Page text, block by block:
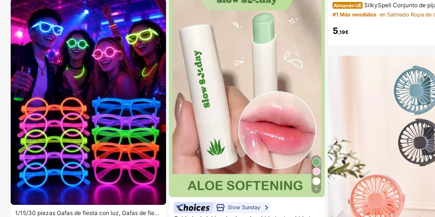
1/15/30 piezas Gafas de fiesta con luz, Gafas de fiest
4
Slow Sunday
Almacén UE SilkySpell Conjunto de
a de satén con estampado de rayas,
a
#1 Más vendidos
5 ,19€